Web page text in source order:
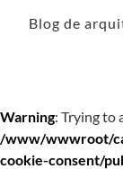
Blog de
Warning: Trying to
/www/wwwroot/
cookie-consent/